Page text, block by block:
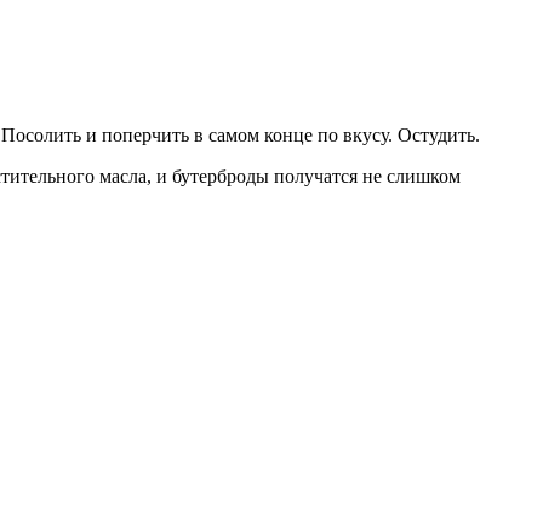
и поперчить в самом конце по вкусу. Остудить.
масла, и бутерброды получатся не слишком